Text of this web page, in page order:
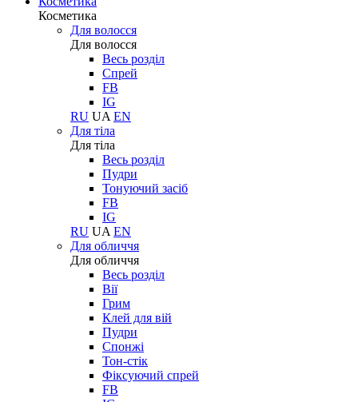
Косметика
Для волосся
Для волосся
Весь розділ
Спрей
FB
IG
RU UA EN
Для тіла
Для тіла
Весь розділ
Пудри
Тонуючий засіб
FB
IG
RU UA EN
Для обличчя
Для обличчя
Весь розділ
Вії
Грим
Клей для вій
Пудри
Спонжі
Тон-стік
Фіксуючий спрей
FB